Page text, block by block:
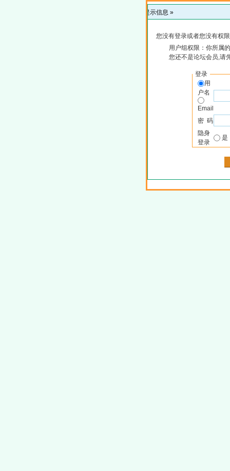
提示信息 »
您没有登录或者您没有权
用户组权限：你所属
您还不是论坛会员,请
登录
用
户名
Email
密 码
隐身
登录